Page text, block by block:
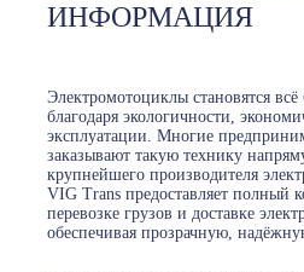
ИНФОРМАЦИЯ
Электромотоциклы становятся
благодаря экологичности,
эксплуатации. Многие
заказывают такую технику
крупнейшего производителя
VIG Trans предоставляет полный
перевозке грузов и доставке
обеспечивая прозрачную,